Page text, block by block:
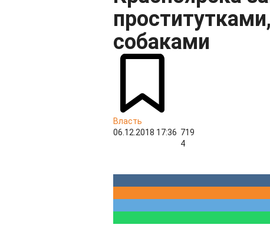
собаками
Власть
06.12.2018 17:36 719
4